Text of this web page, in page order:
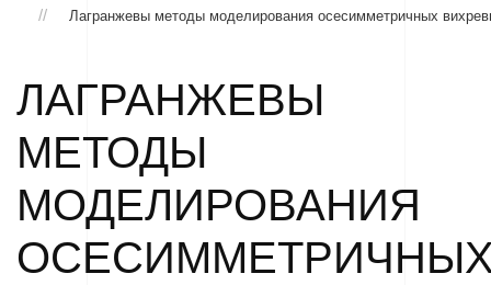
Лагранжевы методы моделирования осесимметричных
ЛАГРАНЖЕВЫ
МЕТОДЫ
МОДЕЛИРОВАНИЯ